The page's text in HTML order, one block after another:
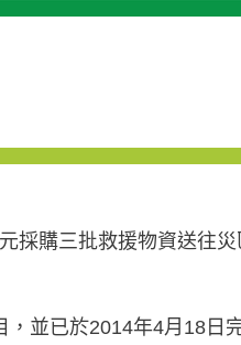
採購三批救援物資送往
並已於2014年4月18日